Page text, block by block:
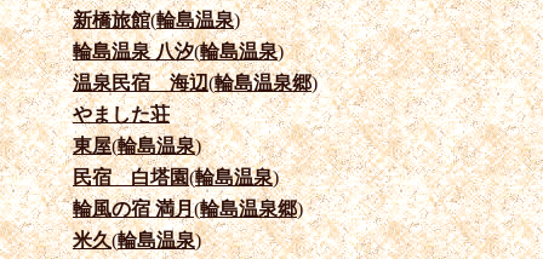
新橋旅館(輪島温泉)
輪島温泉 八汐(輪島温泉)
温泉民宿 海辺(輪島温泉郷)
やました荘
東屋(輪島温泉)
民宿 白塔園(輪島温泉)
輪風の宿 満月(輪島温泉郷)
米久(輪島温泉)